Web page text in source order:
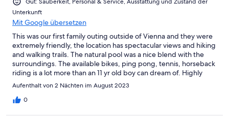
Unterkunft
Mit Google übersetzen
This was our first family outing outside of Vienna and they were
extremely friendly, the location has spectacular views and hiking
and walking trails. The natural pool was a nice blend with the
surroundings. The available bikes, ping pong, tennis, horseback
riding is a lot more than an 11 yr old boy can dream of. Highly
recommended.
Aufenthalt von 2 Nächten im August 2023
0